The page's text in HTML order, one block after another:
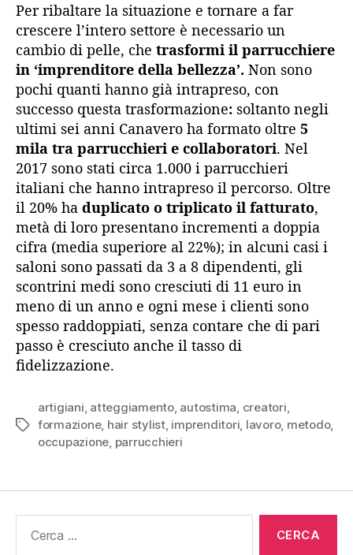
Per ribaltare la situazione e tornare a far
crescere l’intero settore è necessario un
cambio di pelle, che trasformi il parrucchiere
in ‘imprenditore della bellezza’. Non sono
pochi quanti hanno già intrapreso, con
successo questa trasformazione: soltanto negli
ultimi sei anni Canavero ha formato oltre 5
mila tra parrucchieri e collaboratori. Nel
2017 sono stati circa 1.000 i parrucchieri
italiani che hanno intrapreso il percorso. Oltre
il 20% ha duplicato o triplicato il fatturato,
metà di loro presentano incrementi a doppia
cifra (media superiore al 22%); in alcuni casi i
saloni sono passati da 3 a 8 dipendenti, gli
scontrini medi sono cresciuti di 11 euro in
meno di un anno e ogni mese i clienti sono
spesso raddoppiati, senza contare che di pari
passo è cresciuto anche il tasso di
fidelizzazione.
Tag
artigiani, atteggiamento, autostima, creatori,
formazione, hair stylist, imprenditori, lavoro, metodo,
occupazione, parrucchieri